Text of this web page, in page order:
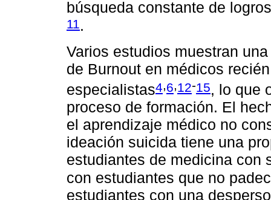
búsqueda constante de
11 .
Varios estudios muestran
de Burnout en médicos
especialistas4,6,12-15, lo que
proceso de formación. El
el aprendizaje médico no
ideación suicida tiene una
estudiantes de medicina con
con estudiantes que no
estudiantes con una